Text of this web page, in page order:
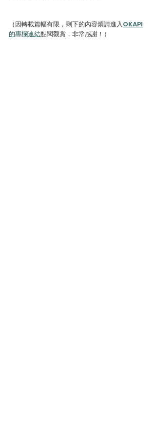
（因轉載篇幅有限，剩下的內容煩請進入OKAPI
的專欄連結點閱觀賞，非常感謝！）